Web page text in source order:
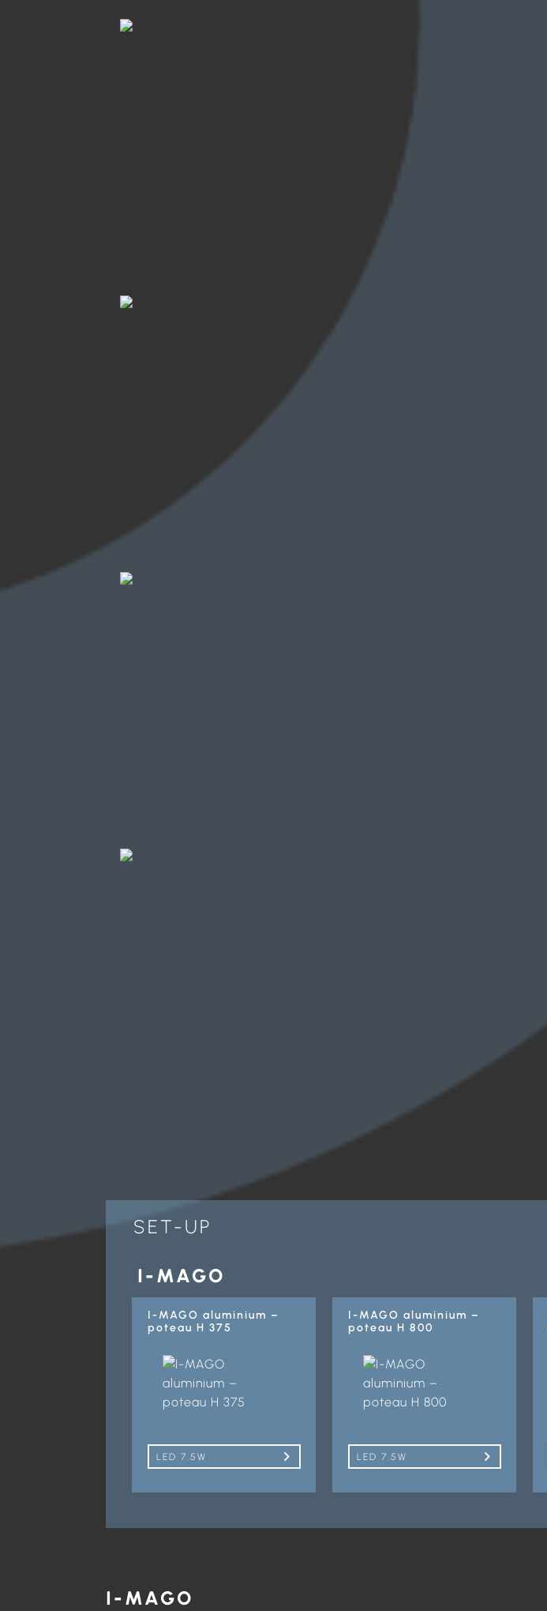
SET-UP
I-MAGO
I-MAGO aluminium –
poteau H 375
LED 7.5W
I-MAGO aluminium –
poteau H 800
LED 7.5W
I-MAGO